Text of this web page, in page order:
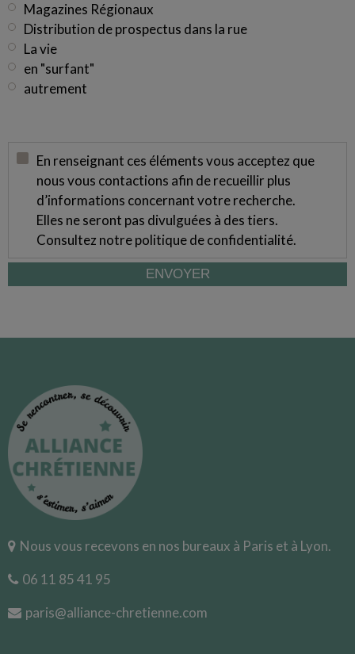
Magazines Régionaux
Distribution de prospectus dans la rue
La vie
en "surfant"
autrement
En renseignant ces éléments vous acceptez que
nous vous contactions afin de recueillir plus
d’informations concernant votre recherche.
Elles ne seront pas divulguées à des tiers.
Consultez notrepolitique de confidentialité.
Nous vous recevons en nos bureaux à Paris et à Lyon.
06 11 85 41 95
paris@alliance-chretienne.com